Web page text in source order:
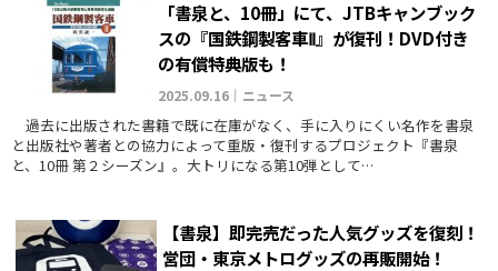
「書泉と、10冊」にて、JTBキャンブック
スの『国鉄鋼製客車Ⅱ』が復刊！DVD付き
の有償特典版も！
2025.09.16｜ニュース
過去に出版された書籍で既に在庫がなく、手に入りにくい名作を書泉
と出版社や著者との協力によって重版・復刊するプロジェクト『書泉
と、10冊 第２シーズン』。大トリになる第10弾として…
【書泉】即完売だった人気グッズを復刻！
営団・東京メトログッズの再販開始！